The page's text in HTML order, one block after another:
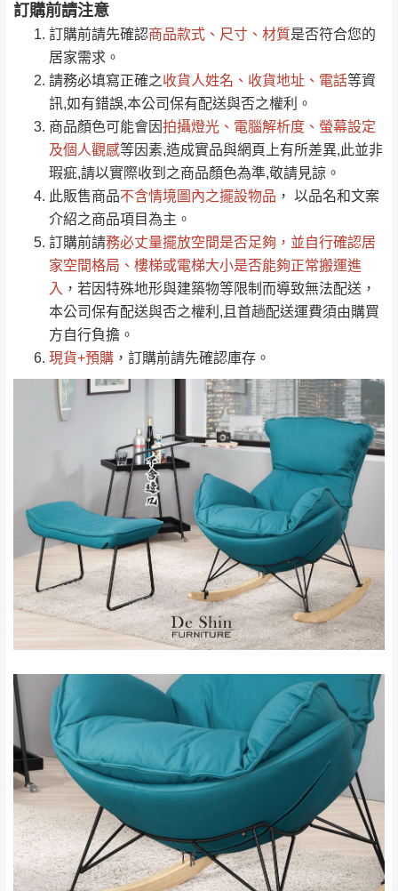
訂購前請注意
訂購前請先確認商品款式、尺寸、材質是否符合您的
居家需求。
請務必填寫正確之收貨人姓名、收貨地址、電話等資
訊,如有錯誤,本公司保有配送與否之權利。
商品顏色可能會因拍攝燈光、電腦解析度、螢幕設定
及個人觀感等因素,造成實品與網頁上有所差異,此並非
瑕疵,請以實際收到之商品顏色為準,敬請見諒。
此販售商品不含情境圖內之擺設物品 ， 以品名和文案
介紹之商品項目為主。
訂購前請務必丈量擺放空間是否足夠 ，並自行確認居
家空間格局、 樓梯或電梯大小是否能夠正常搬運進
入 ，若因特殊地形與建築物等限制而導致無法配送，
本公司保有配送與否之權利,且首趟配送運費須由購買
方自行負擔。
現貨+預購 ，訂購前請先確認庫存。
運 費 說 明
運送地區 運送費用
偏遠地區
（請先線上詢問 LINE
→@dershin ）
桃園
免 運
費
＊A108產品另收運費
復興鄉
新竹
峨眉鄉、五峰鄉、
橫山、北埔鄉、尖
石鄉、寶山鄉山
區、新埔山區、芎
台北 無
新北
雙溪、貢寮、烏
來、平溪、九份、
石門、林口 下福
里、新店山區、三
峽山區、石碇、坪
林、福隆、淡水山
區、北投湖山路、
深坑山區
基隆
$ 9,000以上：免
$ 9,000以下：
NT$500元
＊A108產品另收運費
基隆山區
苗栗
$ 9,000以上：免
運費
$ 9,000以下：
＊A108產品另收運費
卓蘭鎮、三灣、通
霄山區、西湖、泰
安鄉、大湖鄉、頭
屋、獅潭鄉
注意事項：
由於品項繁多，網頁無法及時更新，如有需
要購買商品，請於出發前來電或到「官方
Line客服」來信確認商品是否有「現貨」與
「金額」。
若商品價格或庫存有異常，商家有權取消訂
單。部分網路商品恕無法更改原設計或客製，敬請
見諒！
接單後二日內(不含例假日)，我們客服會與您
電話聯絡或E-Mail通知確認訂單。
（線上客
服 LINE → @dershin）
下單前先詢問是否現貨 ，若未詢問下單後無
現貨我們客服會再來電或E-Mail與您聯絡
（洽詢方式請搜尋 Line ID →
地區恕無法提供運送 (詳見運送規章)。
配送範圍：
苗栗至基隆；其它地區暫不開放，如因特殊
地型限制(山區、鄉、鎮、村)、樓梯太小、無
法搬運上樓等因素，導致無法配送，本公司
保有出貨的權利。
保護物流人員的工作安全，賣家無提供吊掛
服務，若需以吊車或其他的吊掛方式吊運，
費用將由買方自行支付。
因大型傢俱有組裝、配送的問題，並非一般
快速到貨商品，無法指定特定時間送達，司
機當天到貨前皆會再與您通知，讓你不用整
天在家等貨，以節省您的寶貴時間。
由於百貨公司配送較為不易，故暫無法配送
至百貨公司內部。
發票寄送：
若您選擇三聯式或索取兩聯式發票，發票將於商品
完成出貨15個工作天另行寄出，另外約加上2~7個
0/5 (0)筆
全部 依評論高至低排列
依評論低至高排列 只顯示附上圖片
只顯示附上評論